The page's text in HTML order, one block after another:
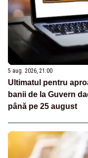
5 aug. 2026, 21:00
Ultimatul pentru
banii de la Guvern
până pe 25 august